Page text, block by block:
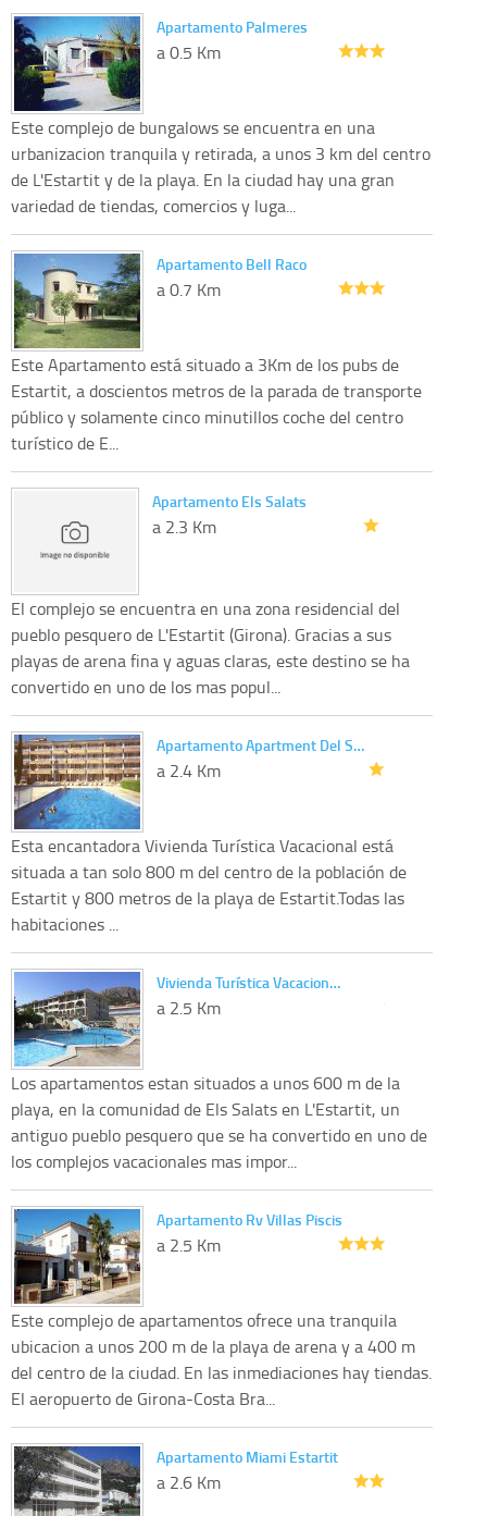
Apartamento Palmeres
a 0.5 Km
Este complejo de bungalows se encuentra en una
urbanizacion tranquila y retirada, a unos 3 km del centro
de L'Estartit y de la playa. En la ciudad hay una gran
variedad de tiendas, comercios y luga...
Apartamento Bell Raco
a 0.7 Km
Este Apartamento está situado a 3Km de los pubs de
Estartit, a doscientos metros de la parada de transporte
público y solamente cinco minutillos coche del centro
turístico de E...
Apartamento Els Salats
a 2.3 Km
El complejo se encuentra en una zona residencial del
pueblo pesquero de L'Estartit (Girona). Gracias a sus
playas de arena fina y aguas claras, este destino se ha
convertido en uno de los mas popul...
Apartamento Apartment Del S…
a 2.4 Km
Esta encantadora Vivienda Turística Vacacional está
situada a tan solo 800 m del centro de la población de
Estartit y 800 metros de la playa de Estartit.Todas las
habitaciones ...
Vivienda Turística Vacacion…
a 2.5 Km
Los apartamentos estan situados a unos 600 m de la
playa, en la comunidad de Els Salats en L'Estartit, un
antiguo pueblo pesquero que se ha convertido en uno de
los complejos vacacionales mas impor...
Apartamento Rv Villas Piscis
a 2.5 Km
Este complejo de apartamentos ofrece una tranquila
ubicacion a unos 200 m de la playa de arena y a 400 m
del centro de la ciudad. En las inmediaciones hay tiendas.
El aeropuerto de Girona-Costa Bra...
Apartamento Miami Estartit
a 2.6 Km